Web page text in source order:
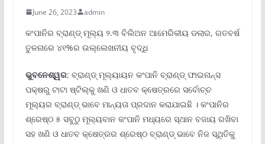
June 26, 2023 admin
କଂପାନିର ବ୍ରାଣ୍ଡ୍ ମୂଲ୍ୟ ୨.୩ ବିଲିଅନ ଆମେରିକୀୟ ଡଲାର, ଗତବର୍ଷ
ତୁଳନାରେ ୪୧%ର ଉଲ୍ଲେଖନୀୟ ବୃଦ୍ଧି
ଭୁବନେଶ୍ୱର: ବ୍ରାଣ୍ଡ୍ ମୂଲ୍ୟାୟନ କଂପାନି ବ୍ରାଣ୍ଡ୍ ଫାଇନାନ୍ସ
ପକ୍ଷରୁ ଟାଟା ଷ୍ଟିଲ୍‌କୁ ଖଣି ଓ ଧାତବ କ୍ଷେତ୍ରରେ ସର୍ବୋଚ୍ଚ
ମୂଲ୍ୟର ବ୍ରାଣ୍ଡ୍ ଭାବେ ମାନ୍ୟତା ପ୍ରଦାନ କରାଯାଇଛି । କଂପାନିର
ଶ୍ରେଷ୍ଠ ୫ ସବୁଠୁ ମୂଲ୍ୟବାନ କଂପାନି ମଧ୍ୟରେ ସ୍ଥାନ ବଜାୟ ରଖିବା
ସହ ଖଣି ଓ ଧାତବ କ୍ଷେତ୍ରର ଶ୍ରେଷ୍ଠ ବ୍ରାଣ୍ଡ୍ ଭାବେ ନିଜ ସ୍ଥିତିକୁ